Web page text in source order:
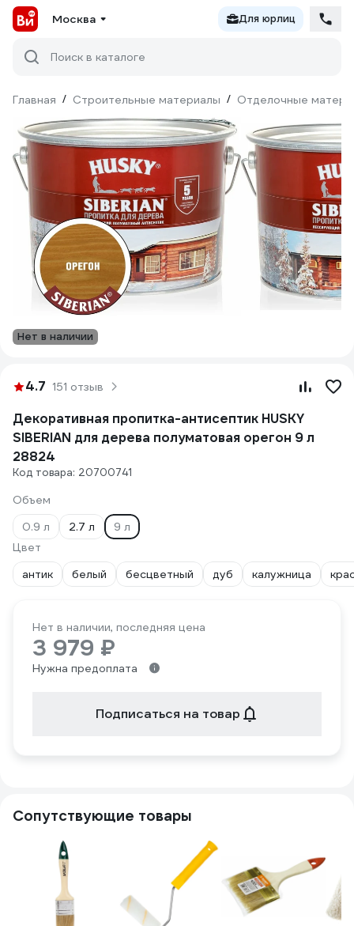
Москва Для юрлиц
Поиск в каталоге
Главная / Строительные материалы / Отделочные
Нет в наличии
4.7 151 отзыв
Декоративная пропитка-антисептик HUSKY
SIBERIAN для дерева полуматовая орегон 9 л
28824
Код товара: 20700741
Объем
0.9 л
2.7 л
9 л
Цвет
антик
белый бесцветный дуб калужница
Нет в наличии, последняя цена
3 979 ₽
Нужна предоплата
Подписаться на товар
Сопутствующие товары